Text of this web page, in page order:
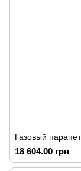
Газовый
18 604.00 грн